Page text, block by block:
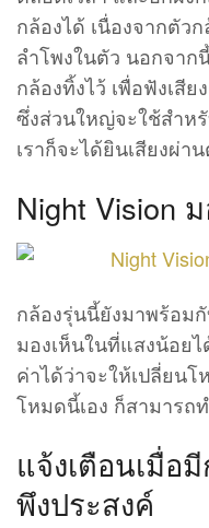
กล้องได้ เนื่องจากตัว
ลำโพงในตัว นอกจาก
กล้องทิ้งไว้ เพื่อฟังเสี
ซึ่งส่วนใหญ่จะใช้สำห
เราก็จะได้ยินเสียงผ่
Night Vision
กล้องรุ่นนี้ยังมาพร้อม
มองเห็นในที่แสงน้อยไ
ค่าได้ว่าจะให้เปลี่ยน
โหมดนี้เอง ก็สามารถ
แจ้งเตือนเมื่อ
พึงประสงค์